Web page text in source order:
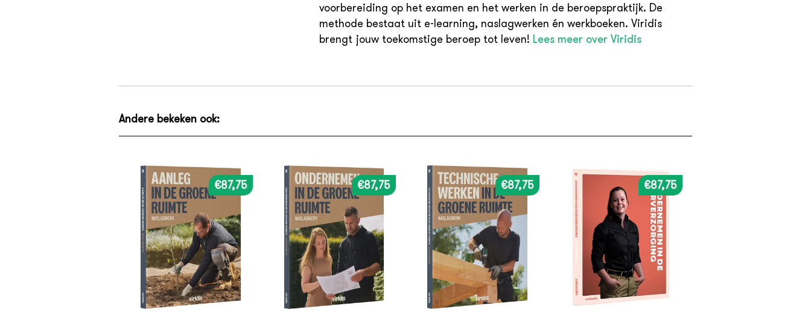
voorbereiding op het examen en het werken in de beroepspraktijk. De
methode bestaat uit e-learning, naslagwerken én werkboeken. Viridis
brengt jouw toekomstige beroep tot leven! Lees meer over Viridis
Andere bekeken ook:
€87,75 €87,75 €87,75 €87,75